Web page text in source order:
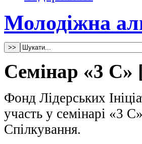
Молодіжна
Семінар «3 С»
Фонд Лідерських
участь у семінарі «3
Спілкування.